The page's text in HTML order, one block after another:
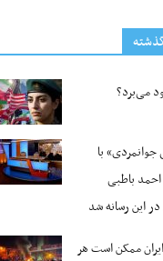
می‌برد؟
با
باطبی
این رسانه شد
ممکن است هر